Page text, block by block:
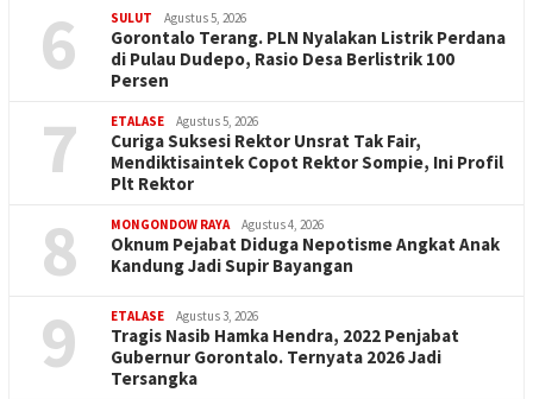
6 SULUT Agustus 5, 2026
Gorontalo Terang. PLN Nyalakan Listrik Perdana
di Pulau Dudepo, Rasio Desa Berlistrik 100
Persen
7 ETALASE Agustus 5, 2026
Curiga Suksesi Rektor Unsrat Tak Fair,
Mendiktisaintek Copot Rektor Sompie, Ini Profil
Plt Rektor
8 MONGONDOW RAYA Agustus 4, 2026
Oknum Pejabat Diduga Nepotisme Angkat Anak
Kandung Jadi Supir Bayangan
9 ETALASE Agustus 3, 2026
Tragis Nasib Hamka Hendra, 2022 Penjabat
Gubernur Gorontalo. Ternyata 2026 Jadi
Tersangka